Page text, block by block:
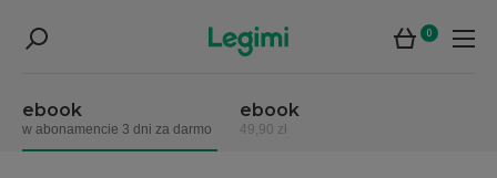
0
ebook
w abonamencie 3 dni za darmo
ebook
49,90 zł